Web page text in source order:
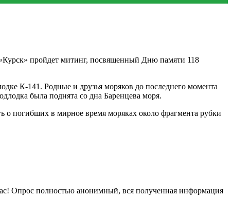
пройдет митинг, посвященный Дню памяти 118
К-141. Родные и друзья моряков до последнего момента
была поднята со дна Баренцева моря.
о погибших в мирное время моряках около фрагмента рубки
Опрос полностью анонимный, вся полученная информация